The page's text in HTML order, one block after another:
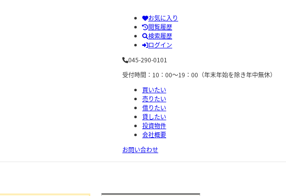
お気に入り
閲覧履歴
検索履歴
ログイン
045-290-0101
受付時間：10：00～19：00（年末年始を除き年中無休）
買いたい
売りたい
借りたい
貸したい
投資物件
会社概要
お問い合わせ